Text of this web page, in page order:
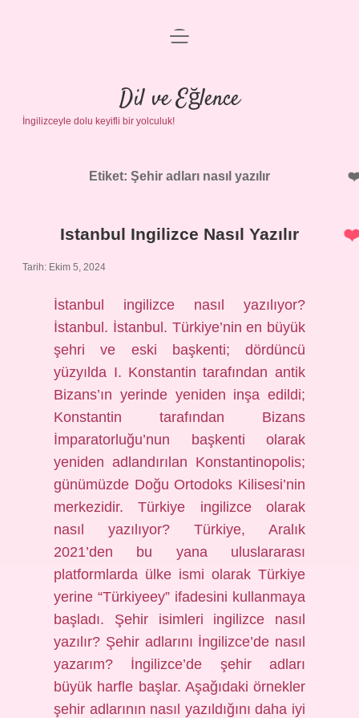
Anasayfa
Gizlilik Politikası
Yasal Uyarı
menüyü
Dil ve Eğlence
İngilizceyle dolu keyifli bir yolculuk!
Etiket: Şehir adları nasıl yazılır
Istanbul Ingilizce Nasıl Yazılır
Tarih: Ekim 5, 2024
İstanbul ingilizce nasıl yazılıyor?
İstanbul. İstanbul. Türkiye’nin en büyük
şehri ve eski başkenti; dördüncü
yüzyılda I. Konstantin tarafından antik
Bizans’ın yerinde yeniden inşa edildi;
Konstantin tarafından Bizans
İmparatorluğu’nun başkenti olarak
yeniden adlandırılan Konstantinopolis;
günümüzde Doğu Ortodoks Kilisesi’nin
merkezidir. Türkiye ingilizce olarak
nasıl yazılıyor? Türkiye, Aralık
2021’den bu yana uluslararası
platformlarda ülke ismi olarak Türkiye
yerine “Türkiyeey” ifadesini kullanmaya
başladı. Şehir isimleri ingilizce nasıl
yazılır? Şehir adlarını İngilizce’de nasıl
yazarım? İngilizce’de şehir adları
büyük harfle başlar. Aşağıdaki örnekler
şehir adlarının nasıl yazıldığını daha iyi